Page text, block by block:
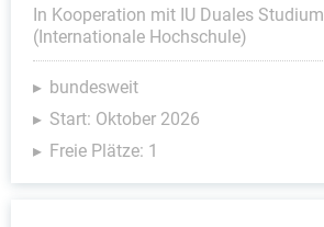
In Kooperation mit IU Duales Studium
(Internationale Hochschule)
bundesweit
Start: Oktober 2026
Freie Plätze: 1